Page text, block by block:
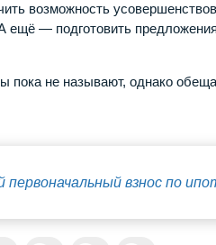
возможность
— подготовить
пока не называют, однако
взнос по